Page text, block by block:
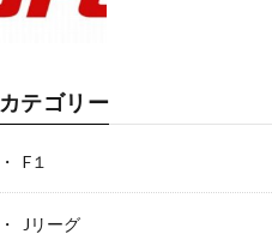
カテゴリー
F１
Jリーグ